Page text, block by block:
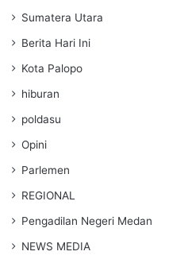
Sumatera Utara
Berita Hari Ini
Kota Palopo
hiburan
poldasu
Opini
Parlemen
REGIONAL
Pengadilan Negeri Medan
NEWS MEDIA